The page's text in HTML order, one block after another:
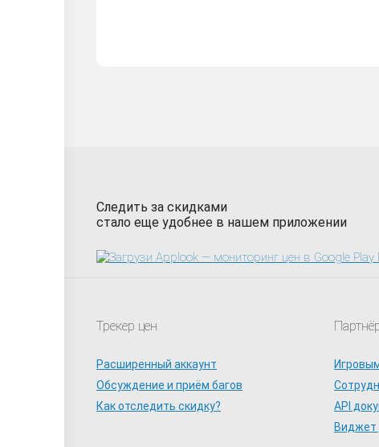
Следить за скидками
стало еще удобнее в нашем приложении
Трекер цен
Расширенный аккаунт
Обсуждение и приём багов
Как отследить скидку?
API
Виджет